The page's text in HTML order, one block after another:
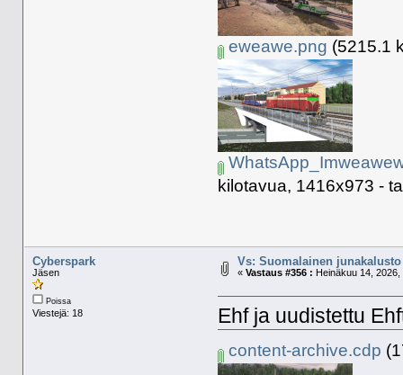
eweawe.png (5215.1
kilotavua, 1416x973 -
Cyberspark
Jäsen
Poissa
Viestejä: 18
Vs: Suomalainen
« Vastaus #356 : Heinäkuu 14,
Ehf ja uudistettu
content-archive.cdp